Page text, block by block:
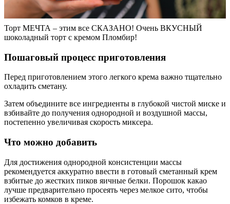
Торт МЕЧТА – этим все СКАЗАНО! Очень ВКУСНЫЙ
шоколадный торт с кремом Пломбир!
Пошаговый процесс приготовления
Перед приготовлением этого легкого крема важно тщательно
охладить сметану.
Затем объедините все ингредиенты в глубокой чистой миске и
взбивайте до получения однородной и воздушной массы,
постепенно увеличивая скорость миксера.
Что можно добавить
Для достижения однородной консистенции массы
рекомендуется аккуратно ввести в готовый сметанный крем
взбитые до жестких пиков яичные белки. Порошок какао
лучше предварительно просеять через мелкое сито, чтобы
избежать комков в креме.